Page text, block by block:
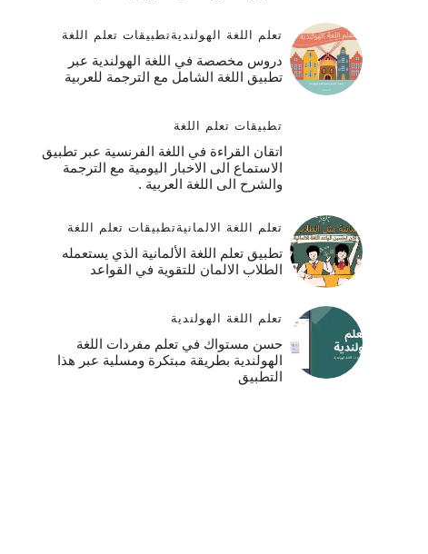
تعلم اللغة الهولنديةتطبيقات تعلم اللغة
دروس مخصصة في اللغة الهولندية عبر
تطبيق اللغة الشامل مع الترجمة للعربية
تطبيقات تعلم اللغة
اتقان القراءة في اللغة الفرنسية عبر تطبيق
الاستماع الى الاخبار اليومية مع الترجمة
والشرح الى اللغة العربية .
تعلم اللغة الالمانيةتطبيقات تعلم اللغة
تطبيق تعلم اللغة الألمانية الذي يستعمله
الطلاب الالمان للتقوية في القواعد
تعلم اللغة الهولندية
حسن مستواك في تعلم مفردات اللغة
الهولندية بطريقة مبتكرة ومسلية عبر هذا
التطبيق